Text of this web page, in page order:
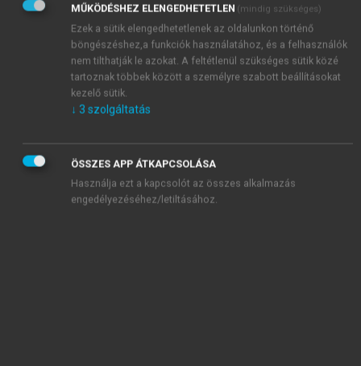
MŰKÖDÉSHEZ ELENGEDHETETLEN (mindig szükséges)
Ezek a sütik elengedhetetlenek az oldalunkon történő
böngészéshez,a funkciók használatához, és a felhasználók
nem tilthatják le azokat. A feltétlenül szükséges sütik közé
tartoznak többek között a személyre szabott beállításokat
kezelő sütik.
↓ 3 szolgáltatás
ÖSSZES APP ÁTKAPCSOLÁSA
Használja ezt a kapcsolót az összes alkalmazás
engedélyezéséhez/letiltásához.